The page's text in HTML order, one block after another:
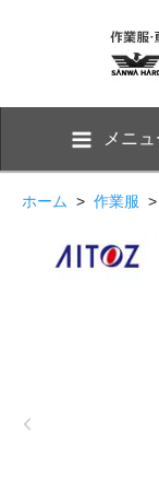
メニ
ホーム > 作業服 >